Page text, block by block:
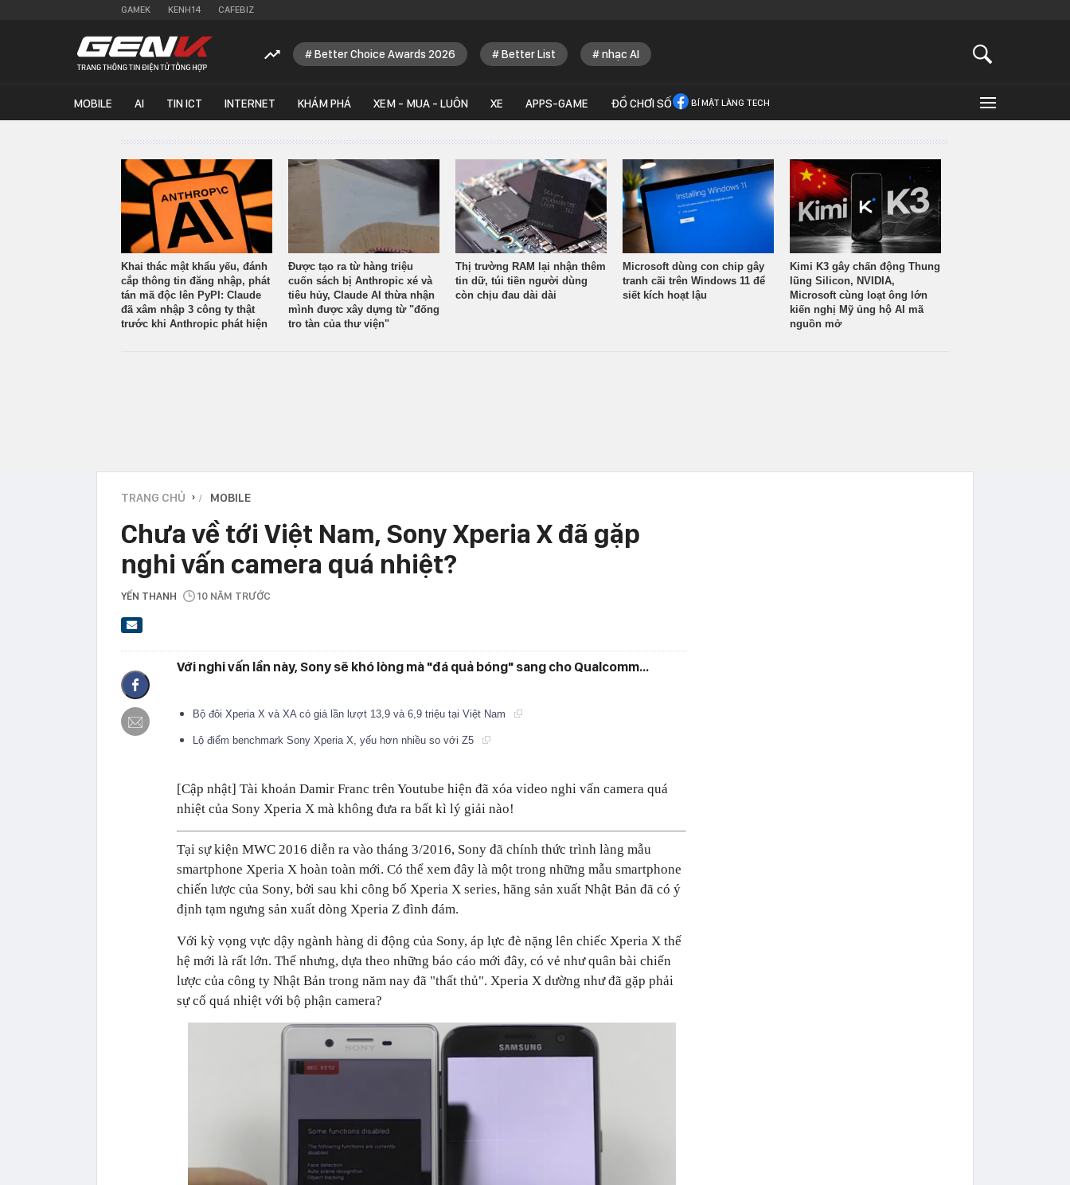
GAMEK KENH14 CAFEBIZ
Better Choice Awards 2026 Better List nhạc AI
MOBILE AI TIN ICT INTERNET KHÁM PHÁ XEM - MUA - LUÔN XE APPS-GAME ĐỒ CHƠI SỐ BÍ MẬT LÀNG TECH
Khai thác mật khẩu yếu, đánh
cắp thông tin đăng nhập, phát
tán mã độc lên PyPI: Claude
đã xâm nhập 3 công ty thật
trước khi Anthropic phát hiện
Được tạo ra từ hàng triệu
cuốn sách bị Anthropic xé và
tiêu hủy, Claude AI thừa nhận
mình được xây dựng từ "đống
tro tàn của thư viện"
Thị trường RAM lại nhận thêm
tin dữ, túi tiền người dùng
còn chịu đau dài dài
Microsoft dùng con chip gây
tranh cãi trên Windows 11 để
siết kích hoạt lậu
Kimi K3 gây chấn động Thung
lũng Silicon, NVIDIA,
Microsoft cùng loạt ông lớn
kiến nghị Mỹ ủng hộ AI mã
nguồn mở
TRANG CHỦ › MOBILE
Chưa về tới Việt Nam, Sony Xperia X đã gặp
nghi vấn camera quá nhiệt?
YẾN THANH 10 NĂM TRƯỚC
Với nghi vấn lần này, Sony sẽ khó lòng mà "đá quả bóng" sang cho Qualcomm...
Bộ đôi Xperia X và XA có giá lần lượt 13,9 và 6,9 triệu tại Việt Nam
Lộ điểm benchmark Sony Xperia X, yếu hơn nhiều so với Z5
[Cập nhật] Tài khoản Damir Franc trên Youtube hiện đã xóa video nghi vấn camera quá
nhiệt của Sony Xperia X mà không đưa ra bất kì lý giải nào!
Tại sự kiện MWC 2016 diễn ra vào tháng 3/2016, Sony đã chính thức trình làng mẫu
smartphone Xperia X hoàn toàn mới. Có thể xem đây là một trong những mẫu smartphone
chiến lược của Sony, bởi sau khi công bố Xperia X series, hãng sản xuất Nhật Bản đã có ý
định tạm ngưng sản xuất dòng Xperia Z đình đám.
Với kỳ vọng vực dậy ngành hàng di động của Sony, áp lực đè nặng lên chiếc Xperia X thế
hệ mới là rất lớn. Thế nhưng, dựa theo những báo cáo mới đây, có vẻ như quân bài chiến
lược của công ty Nhật Bản trong năm nay đã "thất thủ". Xperia X dường như đã gặp phải
sự cố quá nhiệt với bộ phận camera?